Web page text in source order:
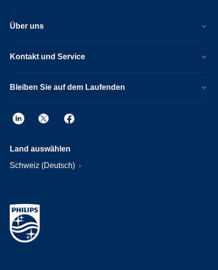
Über uns
Kontakt und Service
Bleiben Sie auf dem Laufenden
Land auswählen
Schweiz (Deutsch)